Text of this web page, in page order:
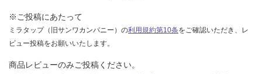
※ご投稿にあたって
ミラタップ（旧サンワカンパニー）の利用規約第10条をご確認いただき、レ
ビュー投稿をお願いいたします。
商品レビューのみご投稿ください。